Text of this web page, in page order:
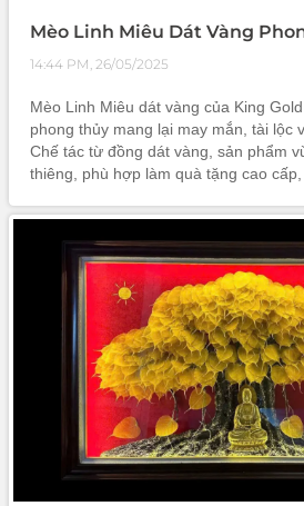
Mèo Linh Miêu Dát Vàng
14:44 PM, 26/05/2025
Mèo Linh Miêu dát vàng của King
phong thủy mang lại may mắn, tài lộc
Chế tác từ đồng dát vàng, sản phẩm
thiêng, phù hợp làm quà tặng cao
hóa giải sá